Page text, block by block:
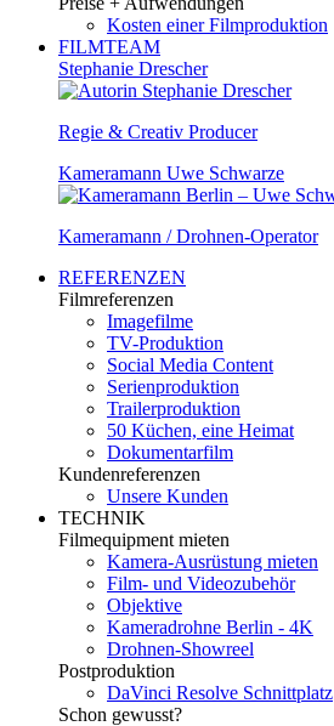
Kosten einer Filmproduktion
FILMTEAM
Stephanie Drescher
Regie & Creativ Producer
Kameramann Uwe Schwarze
Kameramann / Drohnen-Operator
REFERENZEN
Filmreferenzen
Imagefilme
TV-Produktion
Social Media Content
Serienproduktion
Trailerproduktion
50 Küchen, eine Heimat
Dokumentarfilm
Kundenreferenzen
Unsere Kunden
TECHNIK
Filmequipment mieten
Kamera-Ausrüstung mieten
Film- und Videozubehör
Objektive
Kameradrohne Berlin - 4K
Drohnen-Showreel
Postproduktion
DaVinci Resolve Schnittplatz
Schon gewusst?